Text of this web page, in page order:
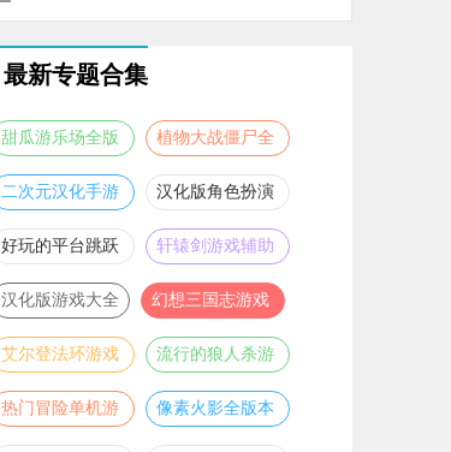
最新专题合集
甜瓜游乐场全版
本合集
植物大战僵尸全
版本合集
二次元汉化手游
推荐
汉化版角色扮演
游戏大全
好玩的平台跳跃
游戏合集
轩辕剑游戏辅助
合集
汉化版游戏大全
幻想三国志游戏
辅助合集
艾尔登法环游戏
辅助合集
流行的狼人杀游
戏合集
热门冒险单机游
戏合集
像素火影全版本
合集